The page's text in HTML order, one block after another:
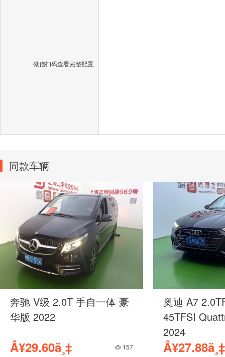
微信扫码查看完整配置
同款车辆
手自一体 豪
157
奥迪 A7 2.0TFSI 双离合
45TFSI Quattro 奢享型
Â¥27.88ä¸‡ 446